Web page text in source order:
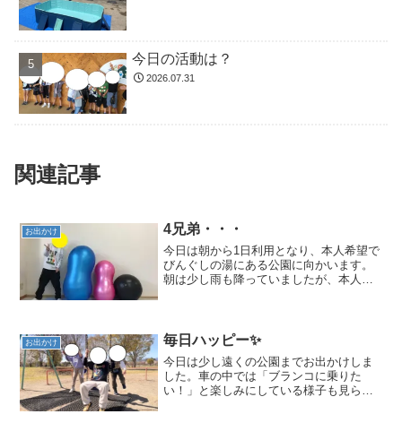
今日の活動は？
2026.07.31
関連記事
お出かけ 4兄弟・・・
今日は朝から1日利用となり、本人希望で
びんぐしの湯にある公園に向かいます。
朝は少し雨も降っていましたが、本人の
教室に帰ってきてからお...
お出かけ 毎日ハッピー✨
今日は少し遠くの公園までお出かけしま
した。車の中では「ブランコに乗りた
い！」と楽しみにしている様子も見られ